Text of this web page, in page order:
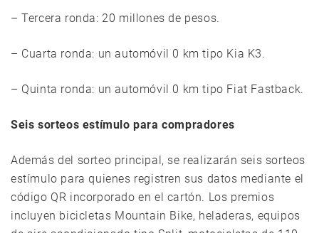
– Tercera ronda: 20 millones de pesos.
– Cuarta ronda: un automóvil 0 km tipo Kia K3.
– Quinta ronda: un automóvil 0 km tipo Fiat Fastback.
Seis sorteos estímulo para compradores
Además del sorteo principal, se realizarán seis sorteos
estímulo para quienes registren sus datos mediante el
código QR incorporado en el cartón. Los premios
incluyen bicicletas Mountain Bike, heladeras, equipos